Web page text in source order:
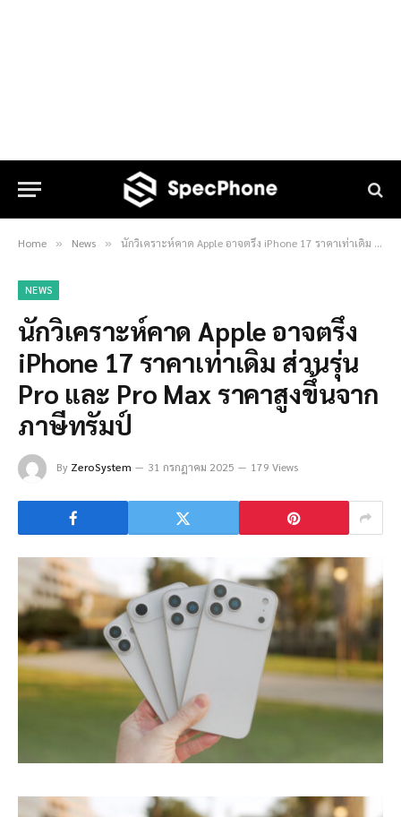
Home » News » นักวิเคราะห์คาด Apple อาจตรึง iPhone 17 ราคาเท่าเดิม ส่วนรุ่น Pro และ Pro Max ราคาสูงขึ้นจากภาษีทรัมป์
NEWS
นักวิเคราะห์คาด Apple อาจตรึง
iPhone 17 ราคาเท่าเดิม ส่วนรุ่น
Pro และ Pro Max ราคาสูงขึ้นจาก
ภาษีทรัมป์
By ZeroSystem 31 กรกฎาคม 2025 179 Views